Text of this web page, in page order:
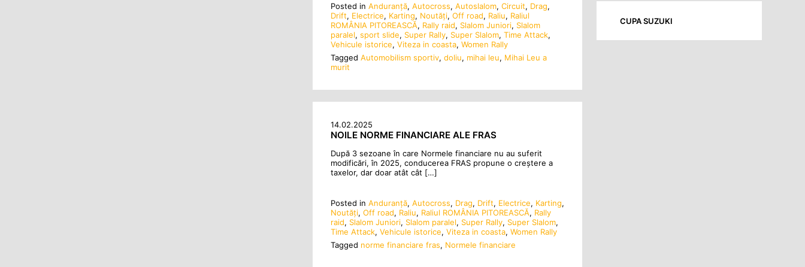
Posted in Anduranţă, Autocross, Autoslalom, Circuit, Drag,
Drift, Electrice, Karting, Noutăţi, Off road, Raliu, Raliul
ROMÂNIA PITOREASCĂ, Rally raid, Slalom Juniori, Slalom
paralel, sport slide, Super Rally, Super Slalom, Time Attack,
Vehicule istorice, Viteza in coasta, Women Rally
Tagged Automobilism sportiv, doliu, mihai leu, Mihai Leu a
murit
14.02.2025
NOILE NORME FINANCIARE ALE FRAS
După 3 sezoane în care Normele financiare nu au suferit
modificări, în 2025, conducerea FRAS propune o creștere a
taxelor, dar doar atât cât […]
Posted in Anduranţă, Autocross, Drag, Drift, Electrice, Karting,
Noutăţi, Off road, Raliu, Raliul ROMÂNIA PITOREASCĂ, Rally
raid, Slalom Juniori, Slalom paralel, Super Rally, Super Slalom,
Time Attack, Vehicule istorice, Viteza in coasta, Women Rally
Tagged norme financiare fras, Normele financiare
CUPA SUZUKI